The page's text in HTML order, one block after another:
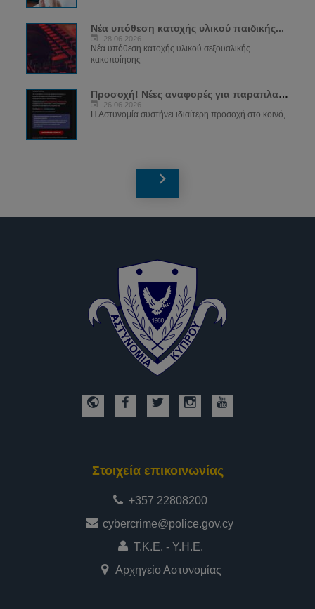
Νέα υπόθεση κατοχής υλικού παιδικής...
28.06.2026
Νέα υπόθεση κατοχής υλικού σεξουαλικής
κακοποίησης
Προσοχή! Νέες αναφορές για παραπλανητικά...
26.06.2026
Η Αστυνομία συστήνει ιδιαίτερη προσοχή στο κοινό,
Στοιχεία επικοινωνίας
+357 22808200
cybercrime@police.gov.cy
Τ.Κ.Ε. - Υ.Η.Ε.
Αρχηγείο Αστυνομίας